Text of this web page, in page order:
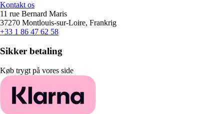
Kontakt os
11 rue Bernard Maris
37270 Montlouis-sur-Loire, Frankrig
+33 1 86 47 62 58
Sikker betaling
Køb trygt på vores side